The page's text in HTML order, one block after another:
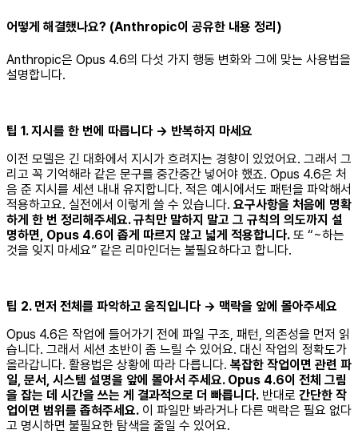
어떻게 해결했나요? (Anthropic이 공유한 내용 정리)
Anthropic은 Opus 4.6의 다섯 가지 행동 변화와 그에 맞는 사용법을
설명합니다.
팁 1. 지시를 한 번에 따릅니다 → 반복하지 마세요
이전 모델은 긴 대화에서 지시가 흐려지는 경향이 있었어요. 그래서 그
리고 꼭 기억해라 같은 문구를 중간중간 넣어야 했죠. Opus 4.6은 처
음 준 지시를 세션 내내 유지합니다. 적은 예시에서도 패턴을 파악해서
적용하고요. 실전에서 이렇게 쓸 수 있습니다. 요구사항을 처음에 명확
하게 한 번 정리해주세요. 규칙만 말하지 말고 그 규칙의 의도까지 설
명하면, Opus 4.6이 좁게 따르지 않고 넓게 적용합니다. 또 “~하는
것을 잊지 마세요” 같은 리마인더는 불필요하다고 합니다.
팁 2. 먼저 전체를 파악하고 움직입니다 → 맥락을 앞에 몰아주세요
Opus 4.6은 작업에 들어가기 전에 파일 구조, 패턴, 의존성을 먼저 읽
습니다. 그래서 세션 초반이 좀 느릴 수 있어요. 대신 작업의 정확도가
올라갑니다. 활용법은 상황에 따라 다릅니다. 복잡한 작업이면 관련 파
일, 문서, 시스템 설명을 앞에 몰아서 주세요. Opus 4.6이 전체 그림
을 잡는 데 시간을 쓰는 게 결과적으로 더 빠릅니다. 반대로 간단한 작
업이면 범위를 좁혀주세요. 이 파일만 봐라거나 다른 맥락은 필요 없다
고 명시하면 불필요한 탐색을 줄일 수 있어요.